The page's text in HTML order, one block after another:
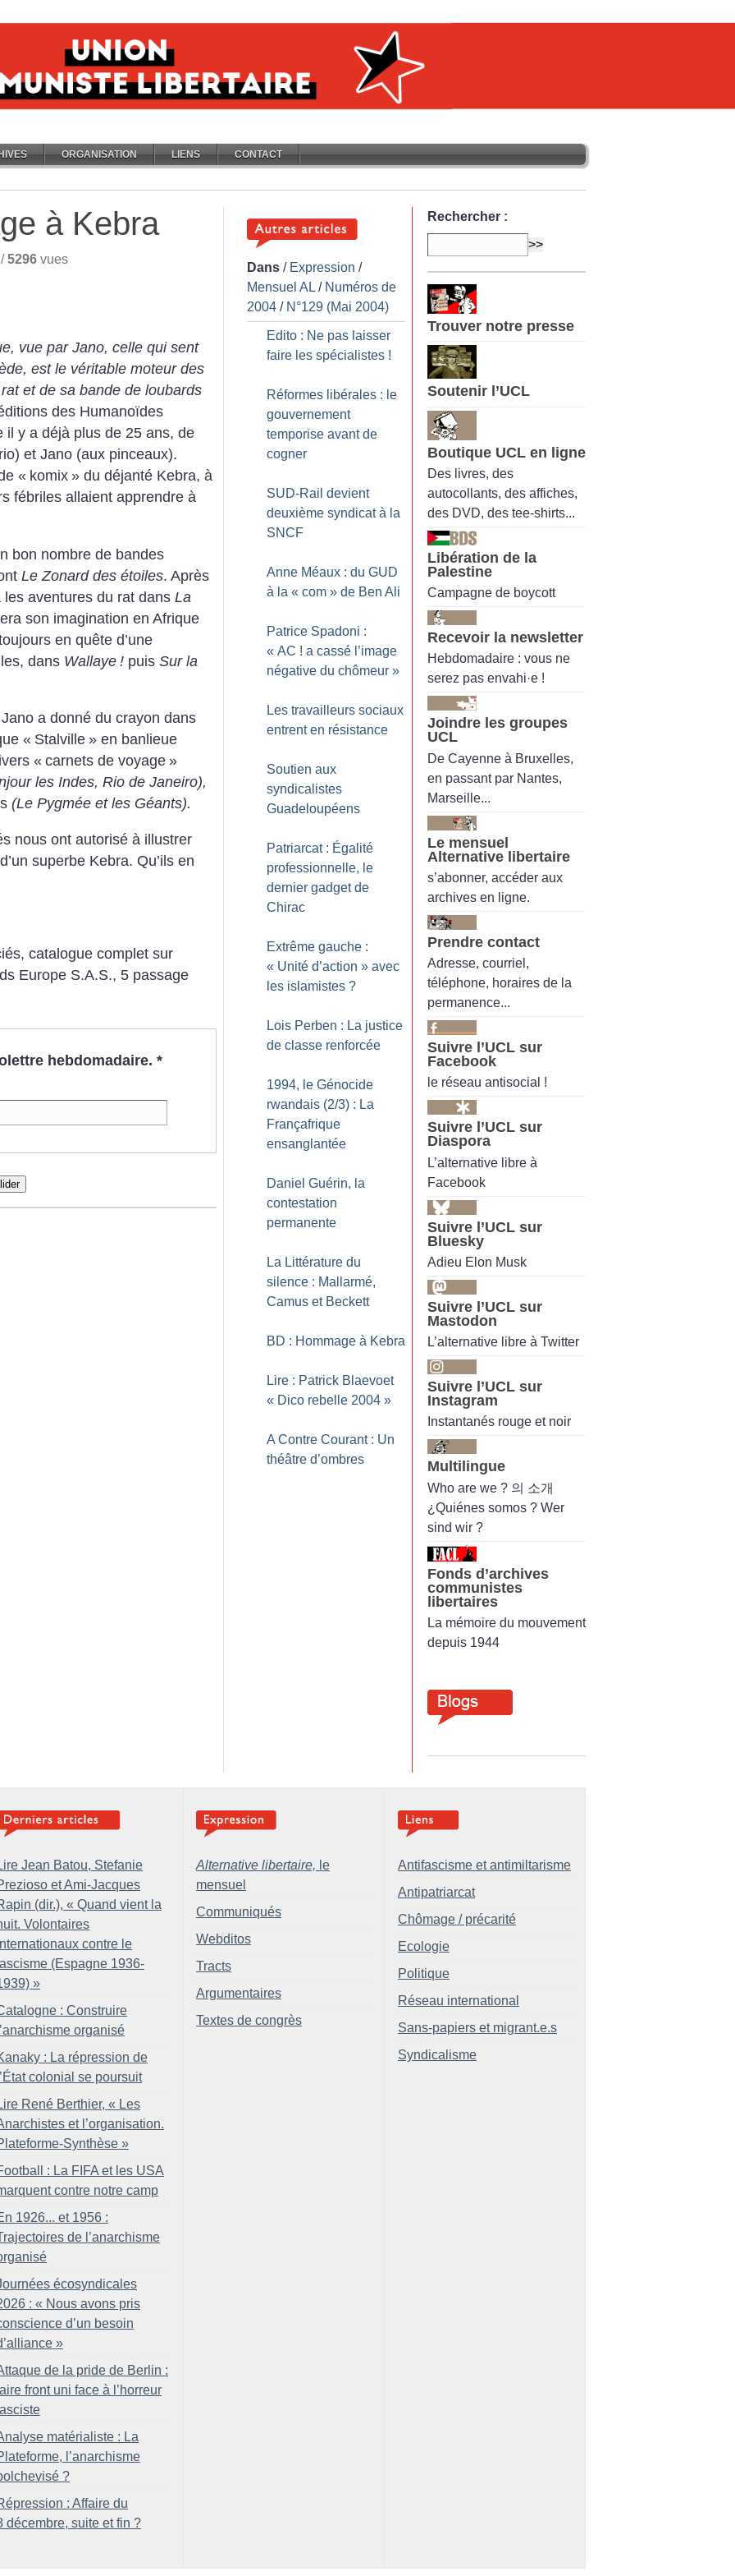
ORGANISATION LIENS CONTACT
à Kebra
5296 vues
vue par Jano, celle qui sent
est le véritable moteur des
et de sa bande de loubards
des Humanoïdes
y a déjà plus de 25 ans, de
et Jano (aux pinceaux).
« komix » du déjanté Kebra, à
fébriles allaient apprendre à
bon nombre de bandes
Le Zonard des étoiles. Après
aventures du rat dans La
son imagination en Afrique
en quête d’une
dans Wallaye ! puis Sur la
a donné du crayon dans
« Stalville » en banlieue
« carnets de voyage »
les Indes, Rio de Janeiro),
(Le Pygmée et les Géants).
nous ont autorisé à illustrer
superbe Kebra. Qu’ils en
catalogue complet sur
Europe S.A.S., 5 passage
hebdomadaire. *
Dans / Expression /
Mensuel AL / Numéros de
2004 / N°129 (Mai 2004)
Edito : Ne pas laisser
faire les spécialistes !
Réformes libérales : le
gouvernement
temporise avant de
cogner
SUD-Rail devient
deuxième syndicat à la
SNCF
Anne Méaux : du GUD
à la « com » de Ben Ali
Patrice Spadoni :
« AC ! a cassé l’image
négative du chômeur »
Les travailleurs sociaux
entrent en résistance
Soutien aux
syndicalistes
Guadeloupéens
Patriarcat : Égalité
professionnelle, le
dernier gadget de
Chirac
Extrême gauche :
« Unité d’action » avec
les islamistes ?
Lois Perben : La justice
de classe renforcée
1994, le Génocide
rwandais (2/3) : La
Françafrique
ensanglantée
Daniel Guérin, la
contestation
permanente
La Littérature du
silence : Mallarmé,
Camus et Beckett
BD : Hommage à Kebra
Lire : Patrick Blaevoet
« Dico rebelle 2004 »
A Contre Courant : Un
théâtre d’ombres
Rechercher :
Trouver notre presse
Soutenir l’UCL
Boutique UCL en ligne
Des livres, des
autocollants, des affiches,
des DVD, des tee-shirts...
Libération de la
Palestine
Campagne de boycott
Recevoir la newsletter
Hebdomadaire : vous ne
serez pas envahi·e !
Joindre les groupes
UCL
De Cayenne à Bruxelles,
en passant par Nantes,
Marseille...
Le mensuel
Alternative libertaire
s’abonner, accéder aux
archives en ligne.
Prendre contact
Adresse, courriel,
téléphone, horaires de la
permanence...
Suivre l’UCL sur
Facebook
le réseau antisocial !
Suivre l’UCL sur
Diaspora
L’alternative libre à
Facebook
Suivre l’UCL sur
Bluesky
Adieu Elon Musk
Suivre l’UCL sur
Mastodon
L’alternative libre à Twitter
Suivre l’UCL sur
Instagram
Instantanés rouge et noir
Multilingue
Who are we ? 의 소개
¿Quiénes somos ? Wer
sind wir ?
Fonds d’archives
communistes
libertaires
La mémoire du mouvement
depuis 1944
Jean Batou, Stefanie
et Ami-Jacques
(dir.), « Quand vient la
Volontaires
contre le
(Espagne 1936-
»
: Construire
organisé
: La répression de
colonial se poursuit
René Berthier, « Les
et l’organisation.
Synthèse »
: La FIFA et les USA
contre notre camp
1926... et 1956 :
de l’anarchisme
écosyndicales
: « Nous avons pris
d’un besoin
»
de la pride de Berlin :
front uni face à l’horreur
matérialiste : La
l’anarchisme
?
: Affaire du
décembre, suite et fin ?
Alternative libertaire, le
mensuel
Communiqués
Webditos
Tracts
Argumentaires
Textes de congrès
Antifascisme et antimiltarisme
Antipatriarcat
Chômage / précarité
Ecologie
Politique
Réseau international
Sans-papiers et migrant.e.s
Syndicalisme